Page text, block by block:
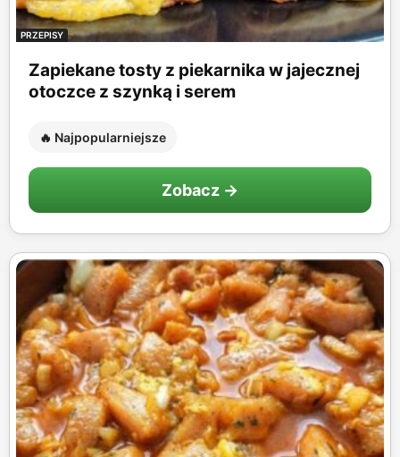
PRZEPISY
Zapiekane tosty z piekarnika w jajecznej
otoczce z szynką i serem
🔥 Najpopularniejsze
Zobacz →